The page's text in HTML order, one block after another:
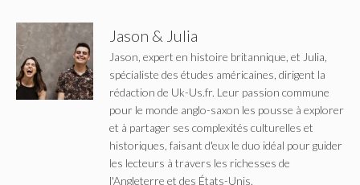
Jason & Julia
Jason, expert en histoire britannique, et Julia,
spécialiste des études américaines, dirigent la
rédaction de Uk-Us.fr. Leur passion commune
pour le monde anglo-saxon les pousse à explorer
et à partager ses complexités culturelles et
historiques, faisant d'eux le duo idéal pour guider
les lecteurs à travers les richesses de
l'Angleterre et des États-Unis.